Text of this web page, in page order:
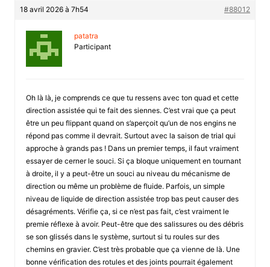
18 avril 2026 à 7h54 #88012
patatra
Participant
Oh là là, je comprends ce que tu ressens avec ton quad et cette
direction assistée qui te fait des siennes. C’est vrai que ça peut
être un peu flippant quand on s’aperçoit qu’un de nos engins ne
répond pas comme il devrait. Surtout avec la saison de trial qui
approche à grands pas ! Dans un premier temps, il faut vraiment
essayer de cerner le souci. Si ça bloque uniquement en tournant
à droite, il y a peut-être un souci au niveau du mécanisme de
direction ou même un problème de fluide. Parfois, un simple
niveau de liquide de direction assistée trop bas peut causer des
désagréments. Vérifie ça, si ce n’est pas fait, c’est vraiment le
premie réflexe à avoir. Peut-être que des salissures ou des débris
se son glissés dans le système, surtout si tu roules sur des
chemins en gravier. C’est très probable que ça vienne de là. Une
bonne vérification des rotules et des joints pourrait également